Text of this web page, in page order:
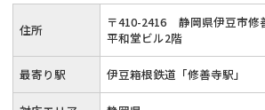
更新日 :
相談
住所 〒410-2416
静岡県伊豆市修
平和堂ビル2階
最寄り駅 伊豆箱根鉄道「修善寺駅」